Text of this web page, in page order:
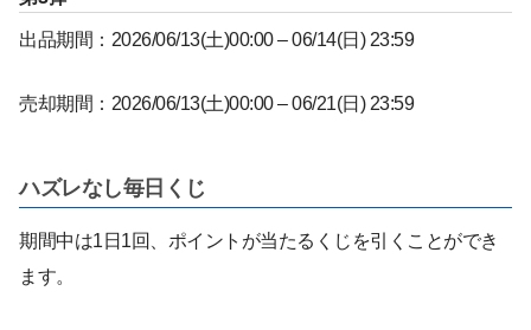
出品期間：2026/06/13(土)00:00 – 06/14(日) 23:59
売却期間：2026/06/13(土)00:00 – 06/21(日) 23:59
ハズレなし毎日くじ
期間中は1日1回、ポイントが当たるくじを引くことができ
ます。